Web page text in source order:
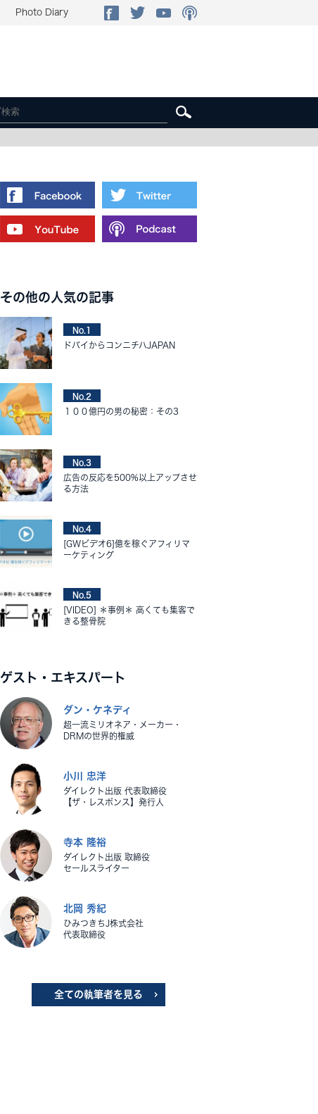
Photo Diary
その他の人気の記事
No.1
ドバイからコンニチハJAPAN
No.2
１００億円の男の秘密：その3
No.3
広告の反応を500%以上アップさせ
る方法
No.4
[GWビデオ6]億を稼ぐアフィリマ
ーケティング
No.5
[VIDEO] ＊事例＊ 高くても集客で
きる整骨院
ゲスト・エキスパート
ダン・ケネディ
超一流ミリオネア・メーカー・
DRMの世界的権威
小川 忠洋
ダイレクト出版 代表取締役
【ザ・レスポンス】発行人
寺本 隆裕
ダイレクト出版 取締役
セールスライター
北岡 秀紀
ひみつきちJ株式会社
代表取締役
全ての執筆者を見る